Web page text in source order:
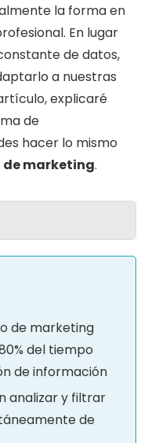
la forma en
En lugar
de datos,
a nuestras
explicaré
de
hacer lo mismo
marketing.
de marketing
del tiempo
de información
analizar y filtrar
de